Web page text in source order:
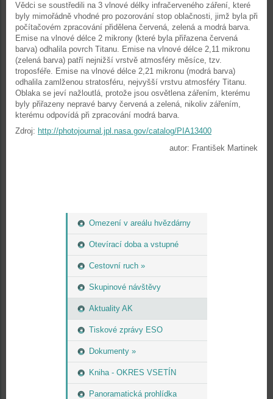
Omezení v areálu hvězdárny
Otevírací doba a vstupné
Cestovní ruch »
Skupinové návštěvy
Aktuality AK
Tiskové zprávy ESO
Dokumenty »
Kniha - OKRES VSETÍN
Panoramatická prohlídka
Vědci se soustředili na 3 vlnové délky infračerveného záření, které
byly mimořádně vhodné pro pozorování stop oblačnosti, jimž byla při
počítačovém zpracování přidělena červená, zelená a modrá barva.
Emise na vlnové délce 2 mikrony (které byla přiřazena červená
barva) odhalila povrch Titanu. Emise na vlnové délce 2,11 mikronu
(zelená barva) patří nejnižší vrstvě atmosféry měsíce, tzv.
troposféře. Emise na vlnové délce 2,21 mikronu (modrá barva)
odhalila zamlženou stratosféru, nejvyšší vrstvu atmosféry Titanu.
Oblaka se jeví nažloutlá, protože jsou osvětlena zářením, kterému
byly přiřazeny nepravé barvy červená a zelená, nikoliv zářením,
kterému odpovídá při zpracování modrá barva.
Zdroj: http://photojournal.jpl.nasa.gov/catalog/PIA13400
autor: František Martinek